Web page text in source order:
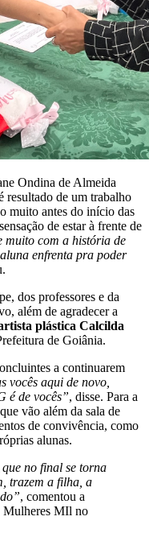
Ondina de Almeida
resultado de um trabalho
muito antes do início das
de estar à frente de
muito com a história de
enfrenta pra poder
dos professores e da
além de agradecer a
plástica Calcilda
de Goiânia.
a continuarem
vocês aqui de novo,
é de vocês”, disse. Para a
vão além da sala de
de convivência, como
alunas.
no final se torna
trazem a filha, a
, comentou a
Mulheres MIl no